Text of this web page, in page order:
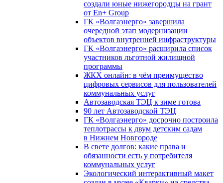
создали юные нижегородцы на грант
от En+ Group
ГК «Волгаэнерго» завершила
очередной этап модернизации
объектов внутренней инфраструктуры
ГК «Волгаэнерго» расширила список
участников льготной жилищной
программы
ЖКХ онлайн: в чём преимущество
цифровых сервисов для пользователей
коммунальных услуг
Автозаводская ТЭЦ к зиме готова
90 лет Автозаводской ТЭЦ
ГК «Волгаэнерго» досрочно построила
теплотрассы к двум детским садам
в Нижнем Новгороде
В свете долгов: какие права и
обязанности есть у потребителя
коммунальных услуг
Экологический интерактивный макет